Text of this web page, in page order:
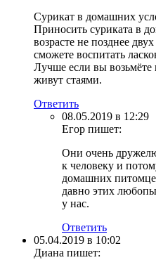
Сурикат в домашних
Приносить суриката в
возрасте не позднее
сможете воспитать
Лучше если вы возьмёте
живут стаями.
Ответить
08.05.2019 в 12:29
Егор пишет:
Они очень
к человеку и
домашних
давно этих
у нас.
Ответить
05.04.2019 в 10:02
Диана пишет: